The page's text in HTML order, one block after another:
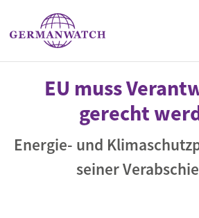
Direkt zum Inhalt
Stichwortsuche
EU muss
gerecht
Energie- und
seiner